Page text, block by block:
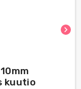
chevron_right
kuutio